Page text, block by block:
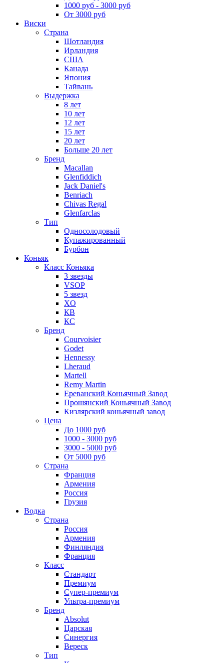
1000 руб - 3000 руб
От 3000 руб
Виски
Страна
Шотландия
Ирландия
США
Канада
Япония
Тайвань
Выдержка
8 лет
10 лет
12 лет
15 лет
20 лет
Больше 20 лет
Бренд
Macallan
Glenfiddich
Jack Daniel's
Benriach
Chivas Regal
Glenfarclas
Тип
Односолодовый
Купажированный
Бурбон
Коньяк
Класс Коньяка
3 звезды
VSOP
5 звезд
XO
КВ
КС
Бренд
Courvoisier
Godet
Hennessy
Lheraud
Martell
Remy Martin
Ереванский Коньячный Завод
Прошянский Коньячный Завод
Кизлярский коньячный завод
Цена
До 1000 руб
1000 - 3000 руб
3000 - 5000 руб
От 5000 руб
Страна
Франция
Армения
Россия
Грузия
Водка
Страна
Россия
Армения
Финляндия
Франция
Класс
Стандарт
Премиум
Супер-премиум
Ультра-премиум
Бренд
Absolut
Царская
Синергия
Вереск
Тип